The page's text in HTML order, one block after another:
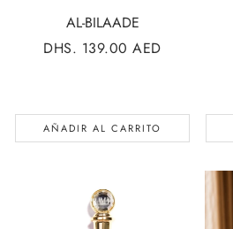
AL-BILAADE
PRECIO
DHS. 139.00 AED
AÑADIR AL CARRITO